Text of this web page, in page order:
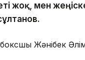
жоқ, мен
Жәнібек